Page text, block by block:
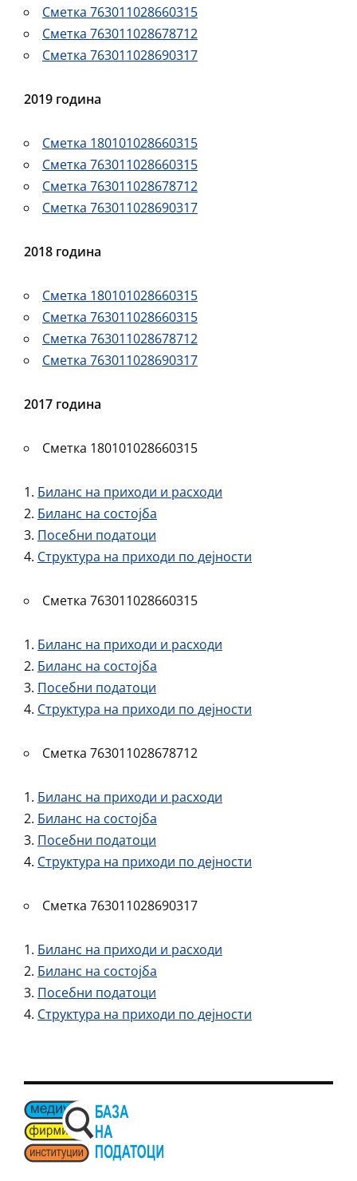
Сметка 763011028660315
Сметка 763011028678712
Сметка 763011028690317
2019 година
Сметка 180101028660315
Сметка 763011028660315
Сметка 763011028678712
Сметка 763011028690317
2018 година
Сметка 180101028660315
Сметка 763011028660315
Сметка 763011028678712
Сметка 763011028690317
2017 година
Сметка 180101028660315
Биланс на приходи и расходи
Биланс на состојба
Посебни податоци
Структура на приходи по дејности
Сметка 763011028660315
Биланс на приходи и расходи
Биланс на состојба
Посебни податоци
Структура на приходи по дејности
Сметка 763011028678712
Биланс на приходи и расходи
Биланс на состојба
Посебни податоци
Структура на приходи по дејности
Сметка 763011028690317
Биланс на приходи и расходи
Биланс на состојба
Посебни податоци
Структура на приходи по дејности